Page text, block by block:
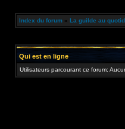
Index du forum » La guilde au
Qui est en ligne
Utilisateurs parcourant ce forum: